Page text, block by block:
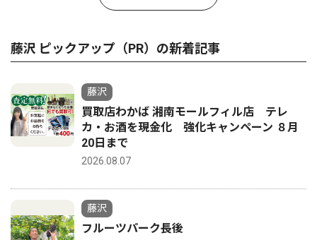
藤沢 ピックアップ（PR）の新着記事
藤沢
買取店わかば 湘南モールフィル店 テレ
カ・お酒を現金化 強化キャンペーン ８月
20日まで
2026.08.07
藤沢
フルーツパーク長後